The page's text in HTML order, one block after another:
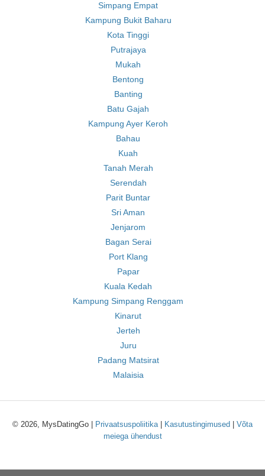
Simpang Empat
Kampung Bukit Baharu
Kota Tinggi
Putrajaya
Mukah
Bentong
Banting
Batu Gajah
Kampung Ayer Keroh
Bahau
Kuah
Tanah Merah
Serendah
Parit Buntar
Sri Aman
Jenjarom
Bagan Serai
Port Klang
Papar
Kuala Kedah
Kampung Simpang Renggam
Kinarut
Jerteh
Juru
Padang Matsirat
Malaisia
© 2026, MysDatingGo | Privaatsuspoliitika| Kasutustingimused
Võta
meiega ühendust